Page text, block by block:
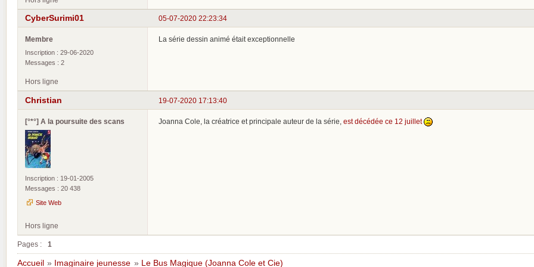
05-07-2020 22:23:34
CyberSurimi01
Membre
Inscription : 29-06-2020
Messages : 2
La série dessin animé était exceptionnelle
Hors ligne
19-07-2020 17:13:40
Christian
[°*°] A la poursuite des scans
Inscription : 19-01-2005
Messages : 20 438
Site Web
Joanna Cole, la créatrice et principale auteur de la série, est décédée ce 12 juillet
Hors ligne
Pages : 1
Accueil » Imaginaire jeunesse » Le Bus Magique (Joanna Cole et Cie)